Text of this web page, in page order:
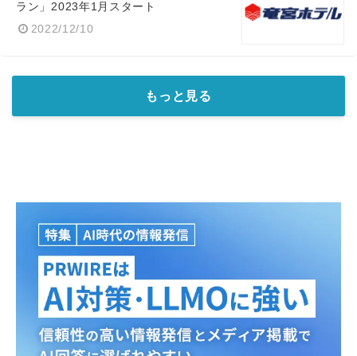
ラン」2023年1月スタート
2022/12/10
もっと見る